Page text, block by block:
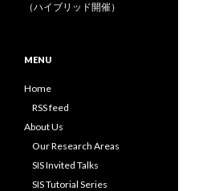
（ハイブリッド開催）
MENU
Home
RSS feed
About Us
Our Research Areas
SIS Invited Talks
SIS Tutorial Series